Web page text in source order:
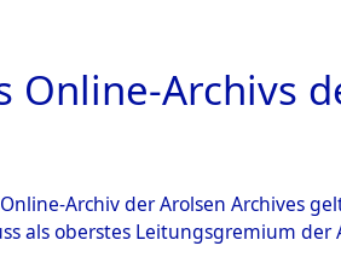
ARCHIVALE
Archivs
Archiv der Arolsen Archives
als oberstes Leitungsgremium